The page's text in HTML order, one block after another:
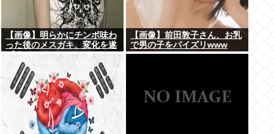
【画像】明らかにチンポ味わ
った後のメスガキ、変化を遂
げる
【画像】前田敦子さん、お乳
で男の子をパイズリwww